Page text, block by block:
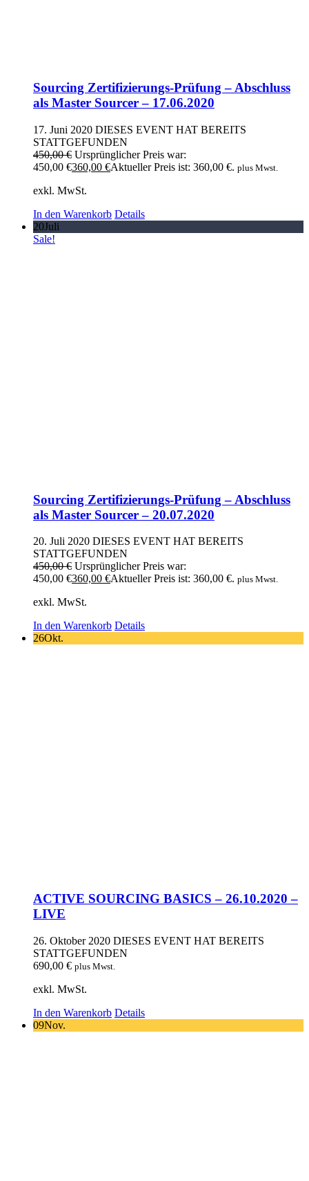
Sourcing Zertifizierungs-Prüfung – Abschluss
als Master Sourcer – 17.06.2020
17. Juni 2020 DIESES EVENT HAT BEREITS
STATTGEFUNDEN
450,00€ Ursprünglicher Preis war:
450,00 €360,00 €Aktueller Preis ist: 360,00 €. plus Mwst.
exkl. MwSt.
In den Warenkorb Details
20Juli
Sale!
Sourcing Zertifizierungs-Prüfung – Abschluss
als Master Sourcer – 20.07.2020
20. Juli 2020 DIESES EVENT HAT BEREITS
STATTGEFUNDEN
450,00€ Ursprünglicher Preis war:
450,00 €360,00 €Aktueller Preis ist: 360,00 €. plus Mwst.
exkl. MwSt.
In den Warenkorb Details
26Okt.
ACTIVE SOURCING BASICS – 26.10.2020 –
LIVE
26. Oktober 2020 DIESES EVENT HAT BEREITS
STATTGEFUNDEN
690,00 € plus Mwst.
exkl. MwSt.
In den Warenkorb Details
09Nov.